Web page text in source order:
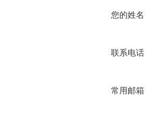
您的姓名
联系电话
常用邮箱